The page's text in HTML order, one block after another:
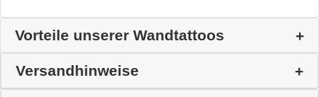
Vorteile unserer Wandtattoos
Versandhinweise